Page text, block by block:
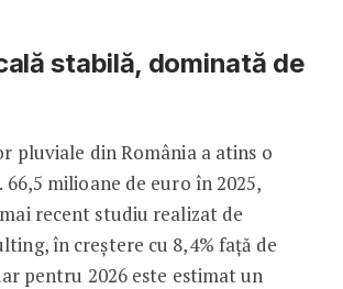
stabilă, dominată de
pluviale din România a atins o
66,5 milioane de euro în 2025,
recent studiu realizat de
în creștere cu 8,4% față de
pentru 2026 este estimat un